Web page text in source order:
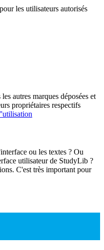
les utilisateurs autorisés
autres marques déposées et
propriétaires respectifs
ou les textes ? Ou
utilisateur de StudyLib ?
C'est très important pour